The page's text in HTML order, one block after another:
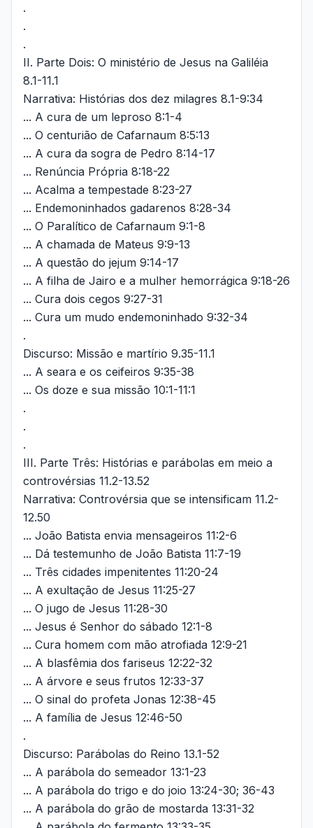
.
.
.
II. Parte Dois: O ministério de Jesus na Galiléia
8.1-11.1
Narrativa: Histórias dos dez milagres 8.1-9:34
... A cura de um leproso 8:1-4
... O centurião de Cafarnaum 8:5:13
... A cura da sogra de Pedro 8:14-17
... Renúncia Própria 8:18-22
... Acalma a tempestade 8:23-27
... Endemoninhados gadarenos 8:28-34
... O Paralítico de Cafarnaum 9:1-8
... A chamada de Mateus 9:9-13
... A questão do jejum 9:14-17
... A filha de Jairo e a mulher hemorrágica 9:18-26
... Cura dois cegos 9:27-31
... Cura um mudo endemoninhado 9:32-34
.
Discurso: Missão e martírio 9.35-11.1
... A seara e os ceifeiros 9:35-38
... Os doze e sua missão 10:1-11:1
.
.
.
III. Parte Três: Histórias e parábolas em meio a
controvérsias 11.2-13.52
Narrativa: Controvérsia que se intensificam 11.2-
12.50
... João Batista envia mensageiros 11:2-6
... Dá testemunho de João Batista 11:7-19
... Três cidades impenitentes 11:20-24
... A exultação de Jesus 11:25-27
... O jugo de Jesus 11:28-30
... Jesus é Senhor do sábado 12:1-8
... Cura homem com mão atrofiada 12:9-21
... A blasfêmia dos fariseus 12:22-32
... A árvore e seus frutos 12:33-37
... O sinal do profeta Jonas 12:38-45
... A família de Jesus 12:46-50
.
Discurso: Parábolas do Reino 13.1-52
... A parábola do semeador 13:1-23
... A parábola do trigo e do joio 13:24-30; 36-43
... A parábola do grão de mostarda 13:31-32